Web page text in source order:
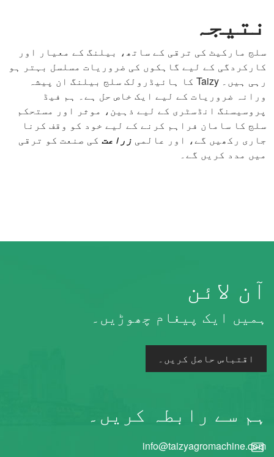
نتیجہ
سلج مارکیٹ کی ترقی کے ساتھ، بیلنگ کے معیار اور
کارکردگی کے لیے گاہکوں کی ضروریات مسلسل بہتر ہو
رہی ہیں۔ Taizy کا ہائیڈرولک سلج بیلنگ ان پیشہ
ورانہ ضروریات کے لیے ایک خاص حل ہے۔ ہم فیڈ
پروسیسنگ انڈسٹری کے لیے ذہین، موثر اور مستحکم
سلج کا سامان فراہم کرنے کے لیے خود کو وقف کرنا
جاری رکھیں گے، اور عالمی زراعت کی صنعت کو ترقی
میں مدد کریں گے۔
آن لائن
ہمیں ایک پیغام چھوڑیں۔
اقتباس حاصل کریں۔
ہم سے رابطہ کریں۔